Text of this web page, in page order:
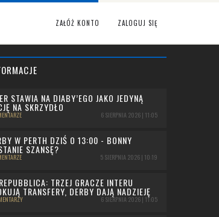
ZAŁÓŻ KONTO ZALOGUJ SIĘ
STAWIA NA DIABY’EGO JAKO JEDYNĄ
NA SKRZYDŁO
6 SIERPNIA 2026 | 11:05
W PERTH DZIŚ O 13:00 - BONNY
SZANSĘ?
5 SIERPNIA 2026 | 10:19
TRZEJ GRACZE INTERU
TRANSFERY, DERBY DAJĄ NADZIEJĘ
6 SIERPNIA 2026 | 11:05